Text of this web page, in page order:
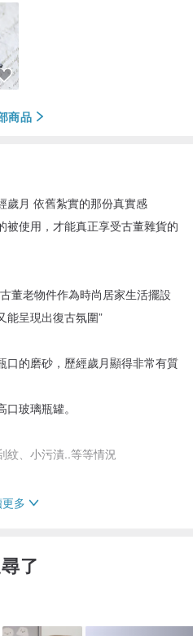
商品
歲月 依舊紮實的那份真實感
被使用，才能真正享受古董雜貨的
董老物件作為時尚居家生活擺設
能呈現出復古氛圍”
口的磨砂，歷經歲月顯得非常有質
玻璃瓶罐。
紋、小污漬..等等情況
底部直徑14cm
多
了